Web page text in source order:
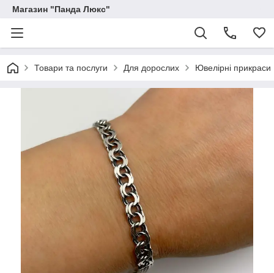
Магазин "Панда Люкс"
Товари та послуги Для дорослих Ювелірні прикраси